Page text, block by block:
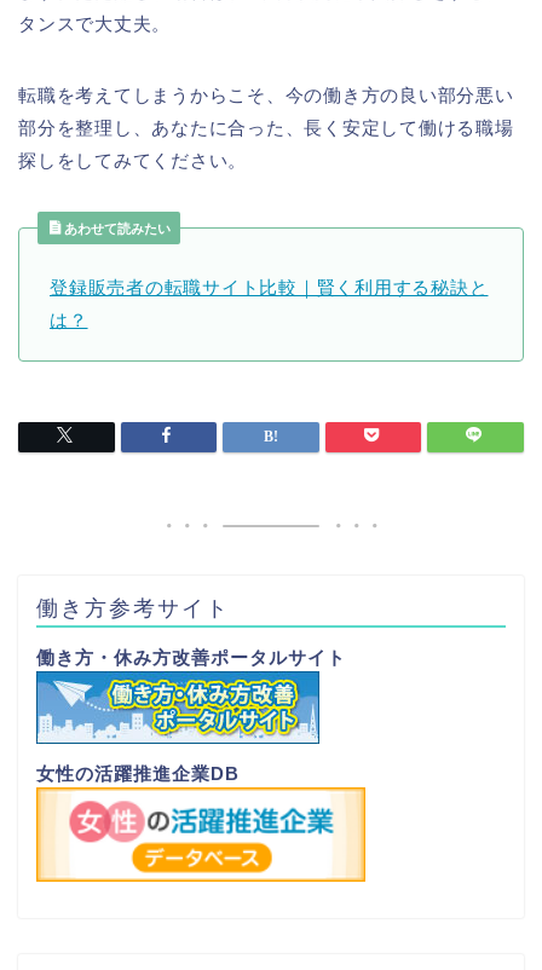
タンスで大丈夫。
転職を考えてしまうからこそ、今の働き方の良い部分悪い
部分を整理し、あなたに合った、長く安定して働ける職場
探しをしてみてください。
あわせて読みたい
登録販売者の転職サイト比較｜賢く利用する秘訣と
は？
働き方参考サイト
働き方・休み方改善ポータルサイト
女性の活躍推進企業DB